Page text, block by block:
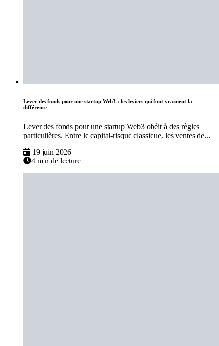
Lever des fonds pour une startup Web3 : les leviers qui font vraiment la
différence
Lever des fonds pour une startup Web3 obéit à des règles
particulières. Entre le capital-risque classique, les ventes de...
19 juin 2026
4 min de lecture